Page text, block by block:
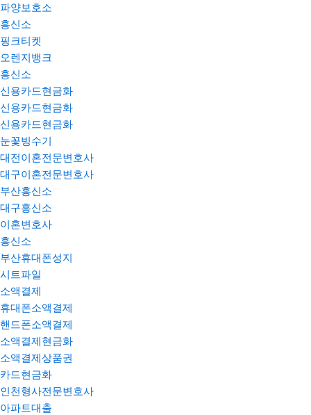
파양보호소
흥신소
핑크티켓
오렌지뱅크
흥신소
신용카드현금화
신용카드현금화
신용카드현금화
눈꽃빙수기
대전이혼전문변호사
대구이혼전문변호사
부산흥신소
대구흥신소
이혼변호사
흥신소
부산휴대폰성지
시트파일
소액결제
휴대폰소액결제
핸드폰소액결제
소액결제현금화
소액결제상품권
카드현금화
인천형사전문변호사
아파트대출